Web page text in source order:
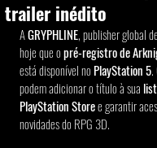
trailer inédito
A GRYPHLINE, publisher global
hoje que o pré-registro de
está disponível no PlayStation 5.
podem adicionar o título à sua
PlayStation Store e garantir
novidades do RPG 3D.